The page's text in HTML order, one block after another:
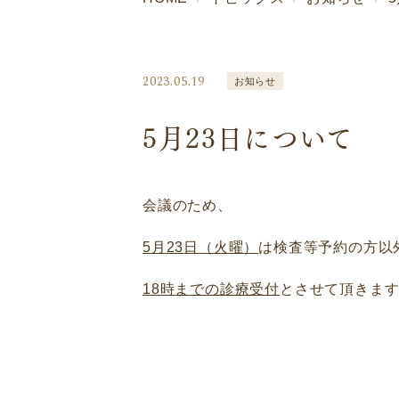
2023.05.19 お知らせ
5月23日について
会議のため、
5 月 23 日（火曜） は検査等予約の方以
18時ま での診療受付とさせて頂きます